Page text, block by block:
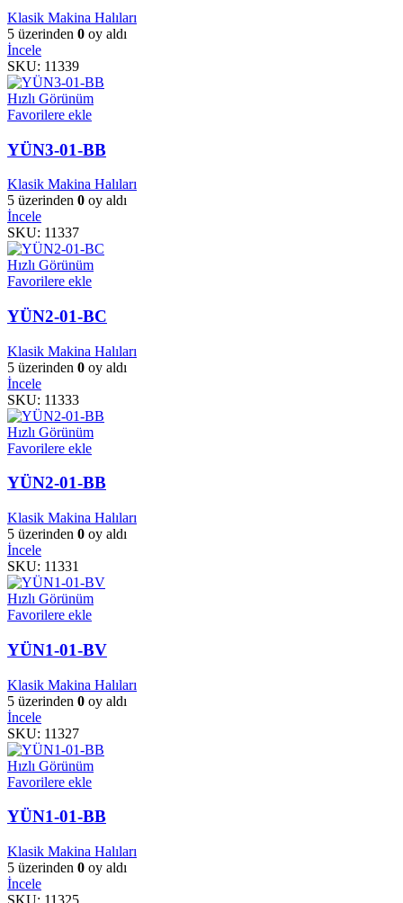
Klasik Makina Halıları
5 üzerinden 0 oy aldı
İncele
SKU: 11339
Hızlı Görünüm
Favorilere ekle
YÜN3-01-BB
Klasik Makina Halıları
5 üzerinden 0 oy aldı
İncele
SKU: 11337
Hızlı Görünüm
Favorilere ekle
YÜN2-01-BC
Klasik Makina Halıları
5 üzerinden 0 oy aldı
İncele
SKU: 11333
Hızlı Görünüm
Favorilere ekle
YÜN2-01-BB
Klasik Makina Halıları
5 üzerinden 0 oy aldı
İncele
SKU: 11331
Hızlı Görünüm
Favorilere ekle
YÜN1-01-BV
Klasik Makina Halıları
5 üzerinden 0 oy aldı
İncele
SKU: 11327
Hızlı Görünüm
Favorilere ekle
YÜN1-01-BB
Klasik Makina Halıları
5 üzerinden 0 oy aldı
İncele
SKU: 11325